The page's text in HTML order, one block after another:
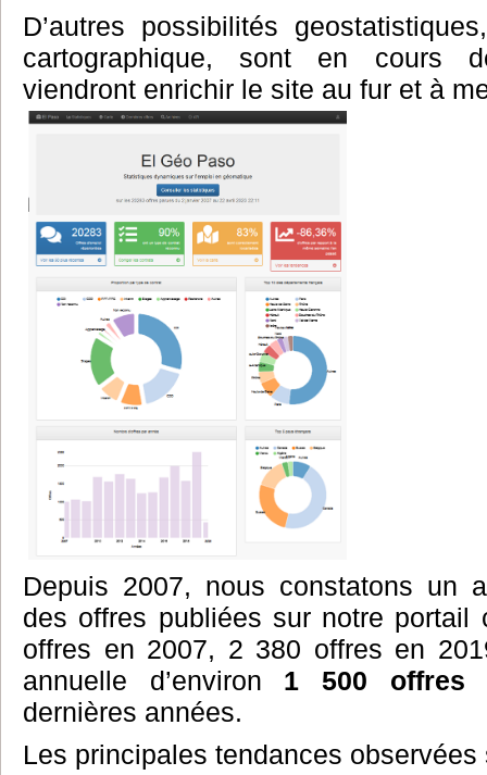
D’autres possibilités
cartographique, sont en cours
viendront enrichir le site au fur et à
Depuis 2007, nous constatons un
des offres publiées sur notre portail
offres en 2007, 2 380 offres en
annuelle d’environ 1 500 offres
dernières années.
Les principales tendances